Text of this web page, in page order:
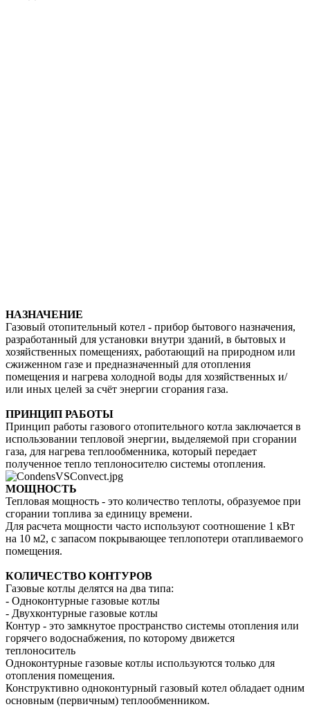
НАЗНАЧЕНИЕ
Газовый отопительный котел - прибор бытового назначения,
разработанный для установки внутри зданий, в бытовых и
хозяйственных помещениях, работающий на природном или
сжиженном газе и предназначенный для отопления
помещения и нагрева холодной воды для хозяйственных и/
или иных целей за счёт энергии сгорания газа.
ПРИНЦИП РАБОТЫ
Принцип работы газового отопительного котла заключается в
использовании тепловой энергии, выделяемой при сгорании
газа, для нагрева теплообменника, который передает
полученное тепло теплоносителю системы отопления.
МОЩНОСТЬ
Тепловая мощность - это количество теплоты, образуемое при
сгорании топлива за единицу времени.
Для расчета мощности часто используют соотношение 1 кВт
на 10 м2, с запасом покрывающее теплопотери отапливаемого
помещения.
КОЛИЧЕСТВО КОНТУРОВ
Газовые котлы делятся на два типа:
- Одноконтурные газовые котлы
- Двухконтурные газовые котлы
Контур - это замкнутое пространство системы отопления или
горячего водоснабжения, по которому движется
теплоноситель
Одноконтурные газовые котлы используются только для
отопления помещения.
Конструктивно одноконтурный газовый котел обладает одним
основным (первичным) теплообменником.